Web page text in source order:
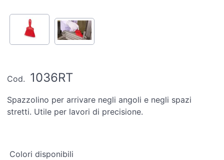
Cod. 1036RT
Spazzolino per arrivare negli angoli e negli spazi
stretti. Utile per lavori di precisione.
Colori disponibili